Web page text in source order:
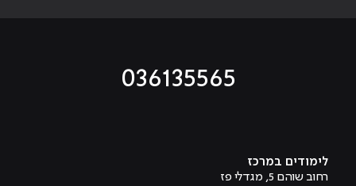
036135565
לימודים במרכז
רחוב שוהם 5, מגדלי פז